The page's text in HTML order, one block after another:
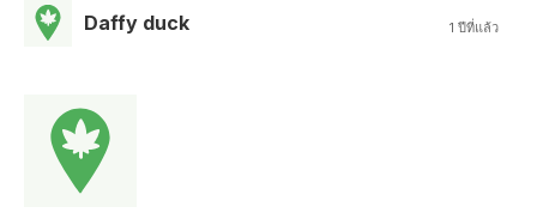
Daffy duck 1 ปีที่แล้ว